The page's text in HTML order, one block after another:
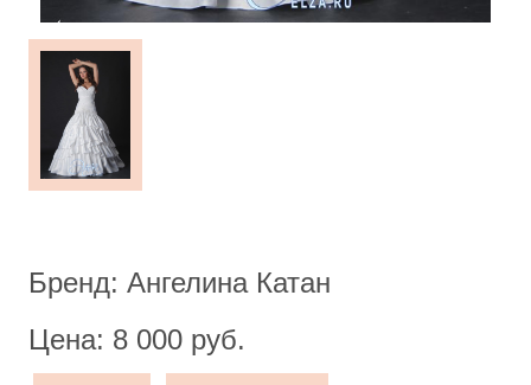
Бренд: Ангелина Катан
Цена: 8 000 руб.